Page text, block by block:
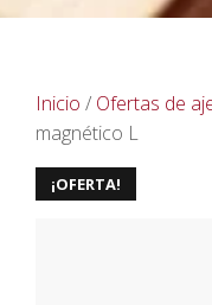
Inicio / Ofertas de
magnético L
¡OFERTA!